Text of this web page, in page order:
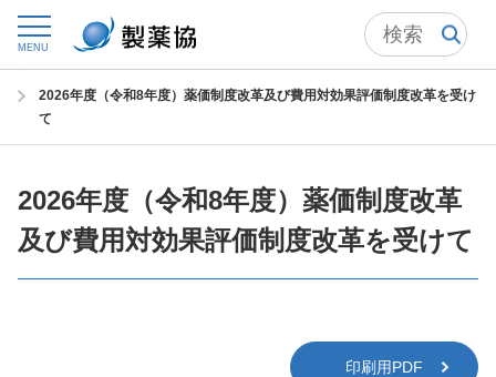
MENU
トップ ニュースルーム ニュースリリース・お知らせ
2026年度（令和8年度）薬価制度改革及び費用対効果評価制度改革を受け
て
2026年度（令和8年度）薬価制度改革
及び費用対効果評価制度改革を受けて
印刷用PDF